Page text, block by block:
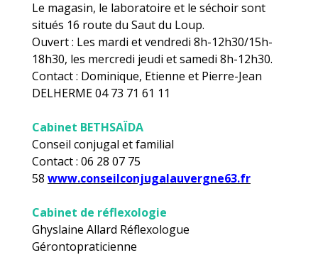
Le magasin, le laboratoire et le séchoir sont
situés 16 route du Saut du Loup.
Ouvert : Les mardi et vendredi 8h-12h30/15h-
18h30, les mercredi jeudi et samedi 8h-12h30.
Contact : Dominique, Etienne et Pierre-Jean
DELHERME 04 73 71 61 11
Cabinet BETHSAÏDA
Conseil conjugal et familial
Contact : 06 28 07 75
58 www.conseilconjugalauvergne63.fr
Cabinet de réflexologie
Ghyslaine Allard Réflexologue
Gérontopraticienne